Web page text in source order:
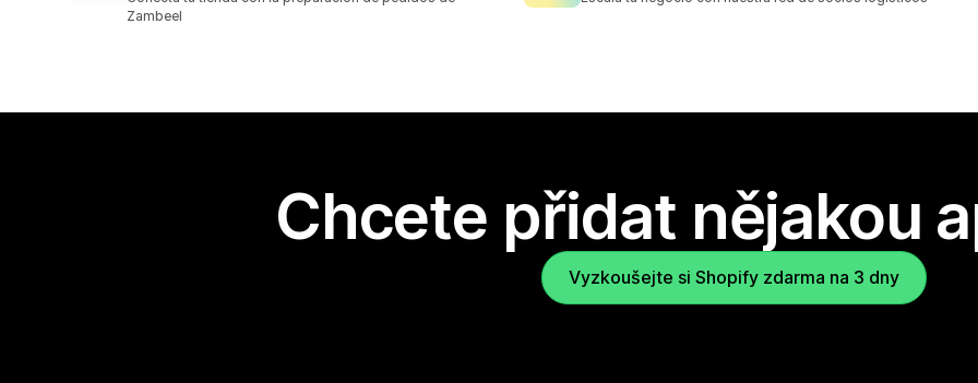
Zambeel
Chcete přidat nějakou
Vyzkoušejte si Shopify zdarma na 3 dny